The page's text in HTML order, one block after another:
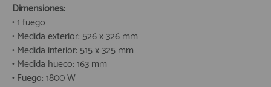
Dimensiones:
• 1 fuego
• Medida exterior: 526 x 326 mm
• Medida interior: 515 x 325 mm
• Medida hueco: 163 mm
• Fuego: 1800 W